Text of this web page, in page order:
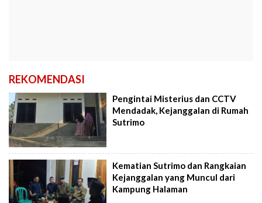
REKOMENDASI
Pengintai Misterius dan CCTV
Mendadak, Kejanggalan di Rumah
Sutrimo
Kematian Sutrimo dan Rangkaian
Kejanggalan yang Muncul dari
Kampung Halaman